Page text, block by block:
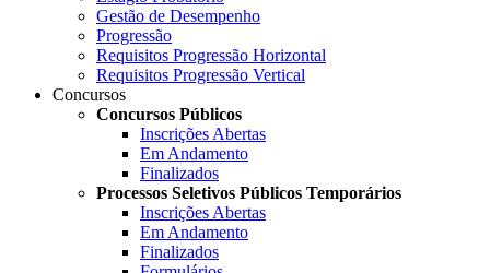
Gestão de Desempenho
Progressão
Requisitos Progressão Horizontal
Requisitos Progressão Vertical
Concursos
Concursos Públicos
Inscrições Abertas
Em Andamento
Finalizados
Processos Seletivos Públicos Temporários
Inscrições Abertas
Em Andamento
Finalizados